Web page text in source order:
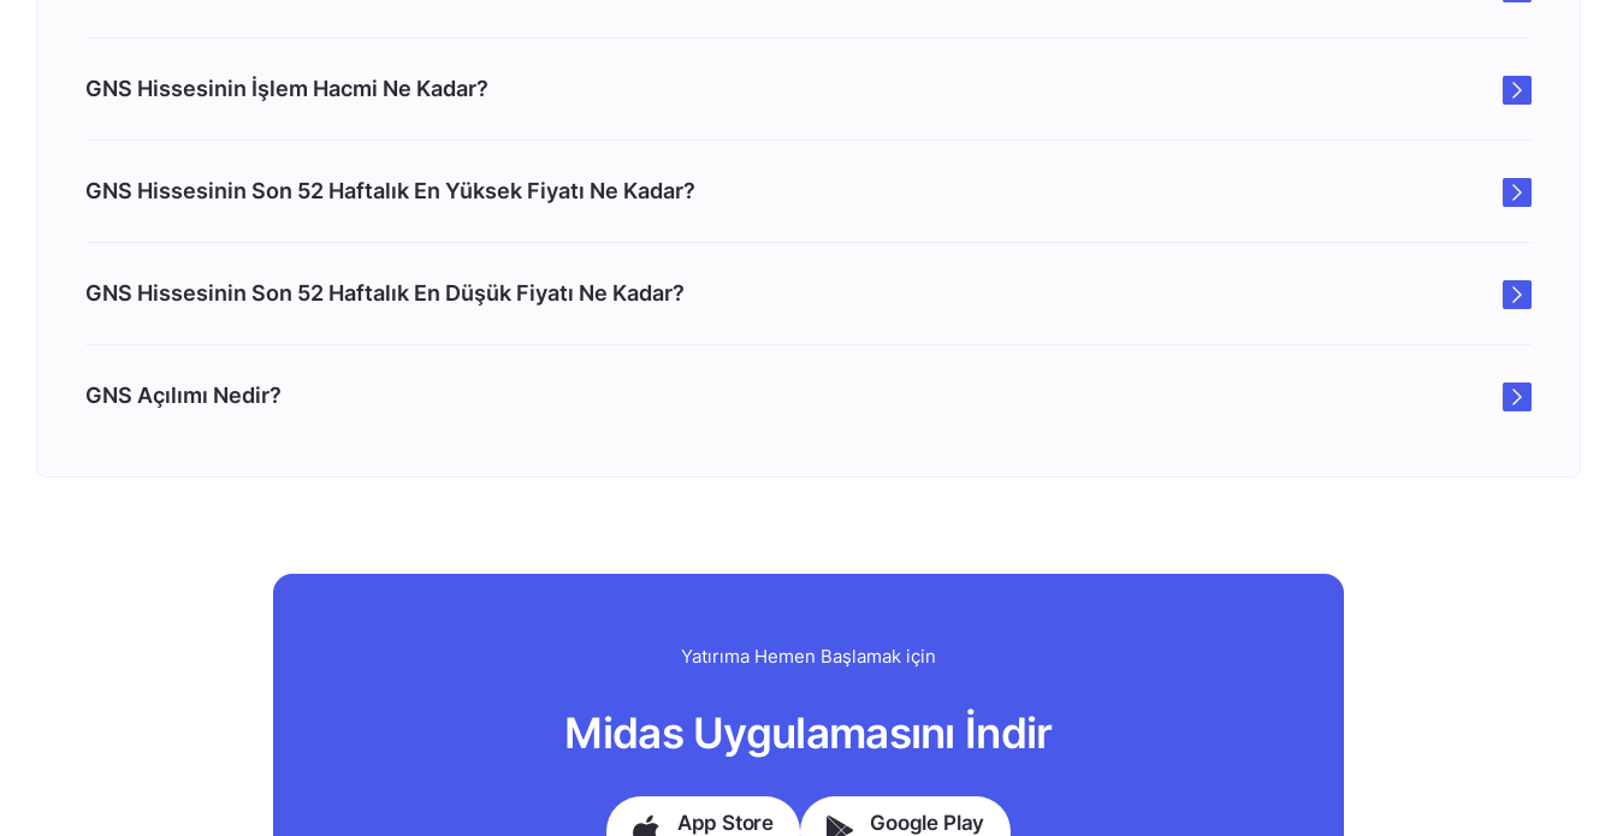
GNS Hissesinin İşlem Hacmi Ne Kadar?
GNS Hissesinin Son 52 Haftalık En Yüksek Fiyatı Ne Kadar?
GNS Hissesinin Son 52 Haftalık En Düşük Fiyatı Ne Kadar?
GNS Açılımı Nedir?
Yatırıma Hemen Başlamak için
Midas Uygulamasını İndir
App Store Google Play